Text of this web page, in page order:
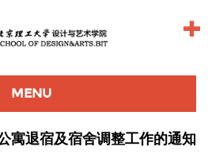
+
MENU
寓退宿及宿舍调整工作的通知